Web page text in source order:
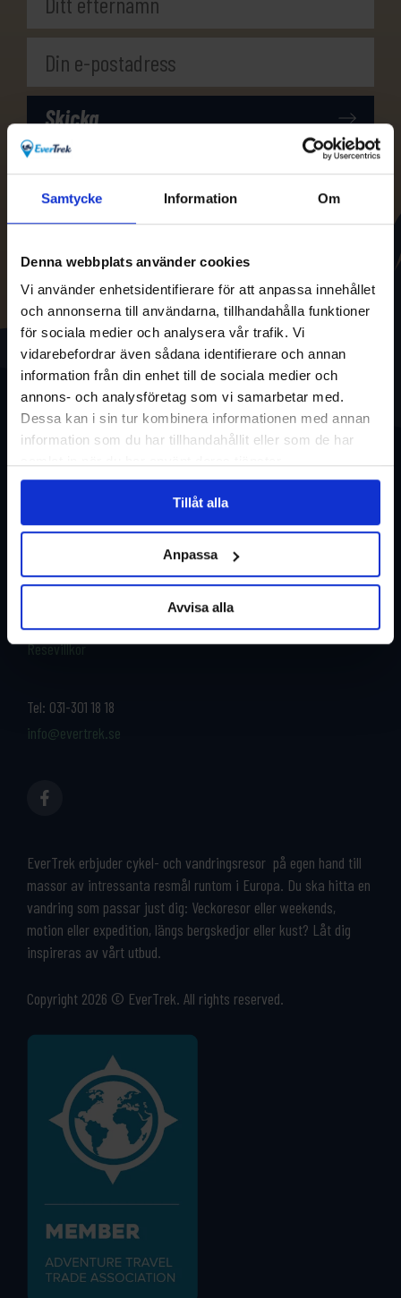
Samtycke Information Om
Denna webbplats använder cookies
Vi använder enhetsidentifierare för att anpassa innehållet
och annonserna till användarna, tillhandahålla funktioner
för sociala medier och analysera vår trafik. Vi
vidarebefordrar även sådana identifierare och annan
information från din enhet till de sociala medier och
annons- och analysföretag som vi samarbetar med.
Dessa kan i sin tur kombinera informationen med annan
information som du har tillhandahållit eller som de har
Tillåt alla
Anpassa
Avvisa alla
Tel: 031-301 18 18
info@evertrek.se
EverTrek erbjuder cykel- och vandringsresor på egen hand till
massor av intressanta resmål runtom i Europa. Du ska hitta en
vandring som passar just dig: Veckoresor eller weekends,
motion eller expedition, längs bergskedjor eller kust? Låt dig
inspireras av vårt utbud.
Copyright 2026 © EverTrek. All rights reserved.
Restyper
Om oss
Resevillkor
Boka och res tryggt med
EverTrek
Grupp & Konferens
Kontakta oss